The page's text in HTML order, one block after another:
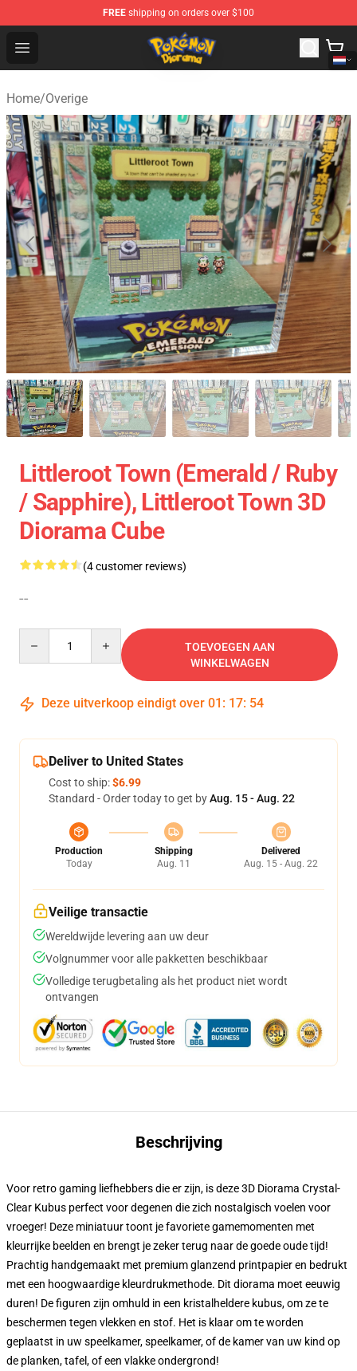
FREE shipping on orders over $100
Open menu
Pokemon Diorama Shop - The Best Store of Pokemon
Home/Overige
Littleroot Town (Emerald / Ruby
/ Sapphire), Littleroot Town 3D
Diorama Cube
(4 customer reviews)
--
TOEVOEGEN AAN
WINKELWAGEN
Deze uitverkoop eindigt over 01 : 17: 54
Deliver to United States
Cost to ship:$6.99
Standard - Order today to get byAug. 15 - Aug. 22
Production
Today
Shipping
Aug. 11
Delivered
Aug. 15 - Aug. 22
Veilige transactie
Wereldwijde levering aan uw deur
Volgnummer voor alle pakketten beschikbaar
Volledige terugbetaling als het product niet wordt
ontvangen
Beschrijving
Voor retro gaming liefhebbers die er zijn, is deze 3D Diorama Crystal-
Clear Kubus perfect voor degenen die zich nostalgisch voelen voor
vroeger! Deze miniatuur toont je favoriete gamemomenten met
kleurrijke beelden en brengt je zeker terug naar de goede oude tijd!
Prachtig handgemaakt met premium glanzend printpapier en bedrukt
met een hoogwaardige kleurdrukmethode. Dit diorama moet eeuwig
duren! De figuren zijn omhuld in een kristalheldere kubus, om ze te
beschermen tegen vlekken en stof. Het is klaar om te worden
geplaatst in uw speelkamer, speelkamer, of de kamer van uw kind op
de planken, tafel, of een vlakke ondergrond!